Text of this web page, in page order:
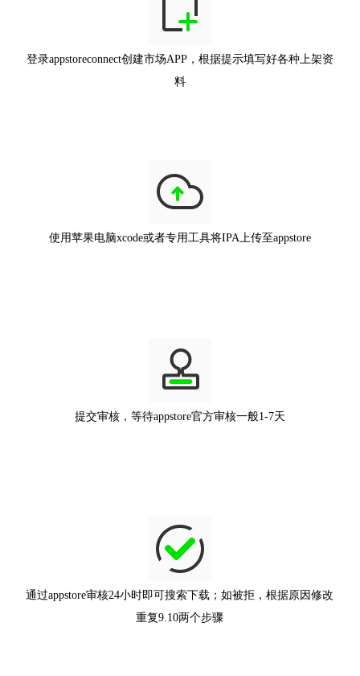
登录appstoreconnect创建市场APP，根据提示填写好各种上架资
料
使用苹果电脑xcode或者专用工具将IPA上传至appstore
提交审核，等待appstore官方审核一般1-7天
通过appstore审核24小时即可搜索下载；如被拒，根据原因修改
重复9.10两个步骤